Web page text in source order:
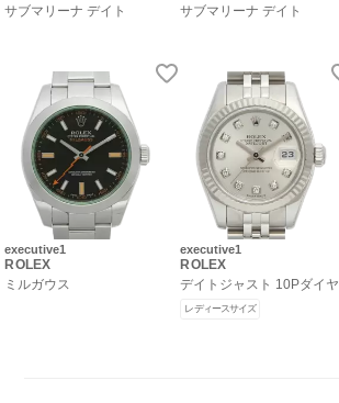
サブマリーナ デイト
executive1
ROLEX
ミルガウス
サブマリーナ デイト
executive1
ROLEX
デイトジャスト 10Pダイヤ
レディースサイズ